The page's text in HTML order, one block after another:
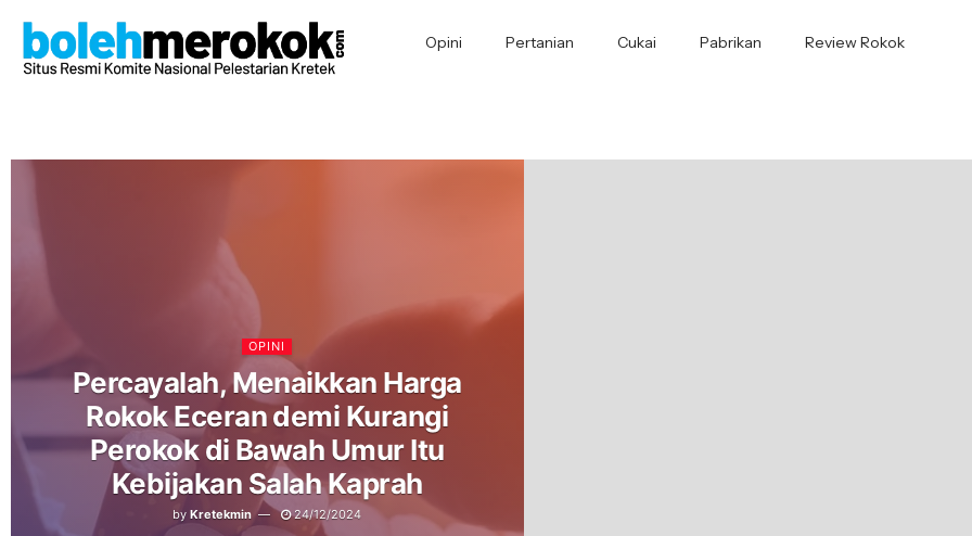
Opini Pertanian Cukai Pabrikan Review Rokok
OPINI
Percayalah, Menaikkan Harga
Rokok Eceran demi Kurangi
Perokok di Bawah Umur Itu
Kebijakan Salah Kaprah
by Kretekmin 24/12/2024